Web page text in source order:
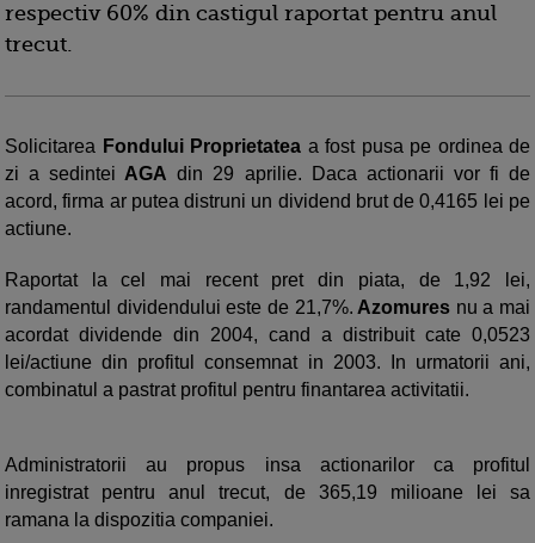
respectiv 60% din castigul raportat pentru anul
trecut.
Solicitarea Fondului Proprietatea a fost pusa pe ordinea de
zi a sedintei AGA din 29 aprilie. Daca actionarii vor fi de
acord, firma ar putea distruni un dividend brut de 0,4165 lei pe
actiune.
Raportat la cel mai recent pret din piata, de 1,92 lei,
randamentul dividendului este de 21,7%. Azomures nu a mai
acordat dividende din 2004, cand a distribuit cate 0,0523
lei/actiune din profitul consemnat in 2003. In urmatorii ani,
combinatul a pastrat profitul pentru finantarea activitatii.
Administratorii au propus insa actionarilor ca profitul
inregistrat pentru anul trecut, de 365,19 milioane lei sa
ramana la dispozitia companiei.